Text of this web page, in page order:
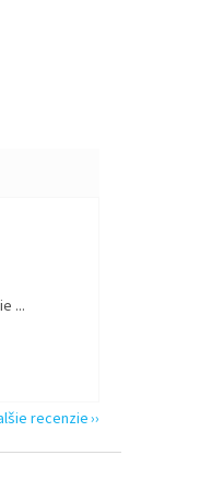
je 5 z 5 hviezdičiek.
...
recenzie